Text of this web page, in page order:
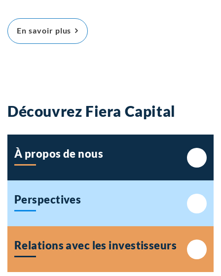
En savoir plus À propos Fonds communs imaxx
Découvrez Fiera Capital
À propos de nous
Perspectives
Relations avec les investisseurs